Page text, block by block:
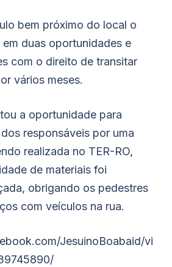
bem próximo do local o
duas oportunidades e
com o direito de transitar
vários meses.
a oportunidade para
responsáveis por uma
realizada no TER-RO,
de materiais foi
obrigando os pedestres
com veículos na rua.
JesuinoBoabaid/vi